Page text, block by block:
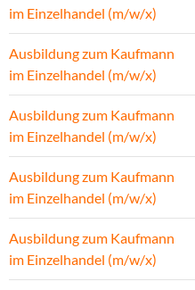
im Einzelhandel (m/w/x)
Ausbildung zum Kaufmann
im Einzelhandel (m/w/x)
Ausbildung zum Kaufmann
im Einzelhandel (m/w/x)
Ausbildung zum Kaufmann
im Einzelhandel (m/w/x)
Ausbildung zum Kaufmann
im Einzelhandel (m/w/x)